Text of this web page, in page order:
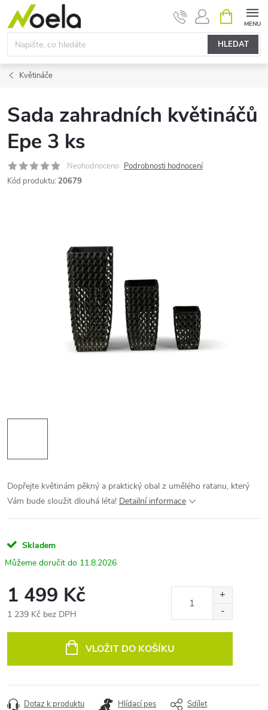
Přejít
obsah
HLEDAT
NÁKUPNÍ
KOŠÍK
Květináče
Sada zahradních květináčů
Epe 3 ks
Neohodnoceno Podrobnosti hodnocení
Kód produktu: 20679
Dopřejte květinám pěkný a praktický obal z umělého ratanu, který
Vám bude sloužit dlouhá léta! Detailní informace
Skladem
11.8.2026
1 499 Kč
1 239 Kč bez DPH
VLOŽIT DO KOŠÍKU
Dotaz k produktu Hlídací pes Sdílet